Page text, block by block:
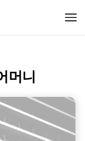
머니